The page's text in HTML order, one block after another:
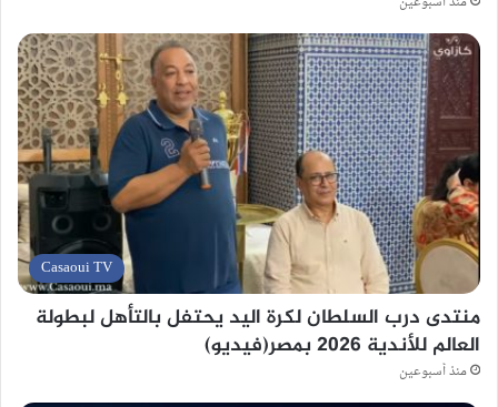
Casaoui TV
منتدى درب السلطان لكرة اليد يحتفل بالتأهل لبطولة
العالم للأندية 2026 بمصر(فيديو)
منذ أسبوعين